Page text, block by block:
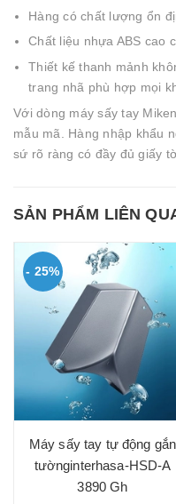
Hàng có chất lượng ổn
Chất liệu nhựa ABS cao
Thiết kế thanh mảnh
trang nhã phù hợp mọi
Với dòng máy sấy tay
mẫu mã. Hàng nhập khẩu
sứ rõ ràng có đầy đủ giấy
SẢN PHẨM LIÊN
- 25%
Máy sấy tay tự động gắn
tườnginterhasa-HSD-A
3890 Gh